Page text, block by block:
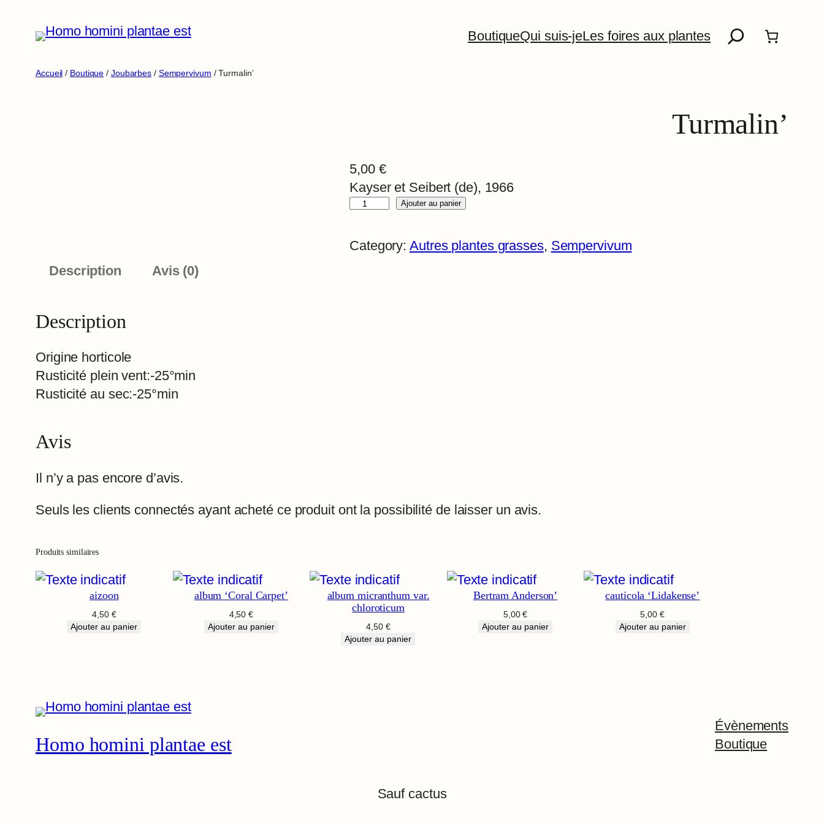
BoutiqueQui suis-jeLes foires aux plantes
Recherche
Accueil / Boutique / Joubarbes / Sempervivum / Turmalin’
Turmalin’
5,00 €
Kayser et Seibert (de), 1966
q
a
n
Ajouter au panier
Category:Autres plantes grasses, Sempervivum
Description
Avis (0)
Description
Origine horticole
Rusticité plein vent:-25°min
Rusticité au sec:-25°min
Avis
Il n’y a pas encore d’avis.
Seuls les clients connectés ayant acheté ce produit ont la possibilité de laisser un avis.
Produits similaires
aizoon
4,50 €
Ajouter au panier
album ‘Coral Carpet’
4,50€
Ajouter au panier
album micranthum var.
chloroticum
4,50 €
Ajouter au panier
Bertram Anderson’
5,00€
Ajouter au panier
cauticola ‘Lidakense’
5,00 €
Ajouter au panier
Homo homini plantae est
Évènements
Boutique
Sauf cactus